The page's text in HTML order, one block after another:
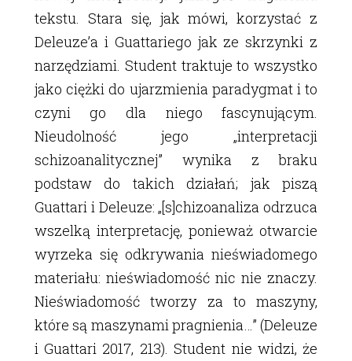
tekstu. Stara się, jak mówi, korzystać z
Deleuzeʼa i Guattariego jak ze skrzynki z
narzędziami. Student traktuje to wszystko
jako ciężki do ujarzmienia paradygmat i to
czyni go dla niego fascynującym.
Nieudolność jego „interpretacji
schizoanalitycznej” wynika z braku
podstaw do takich działań; jak piszą
Guattari i Deleuze: „[s]chizoanaliza odrzuca
wszelką interpretację, ponieważ otwarcie
wyrzeka się odkrywania nieświadomego
materiału: nieświadomość nic nie znaczy.
Nieświadomość tworzy za to maszyny,
które są maszynami pragnienia…” (Deleuze
i Guattari 2017, 213). Student nie widzi, że